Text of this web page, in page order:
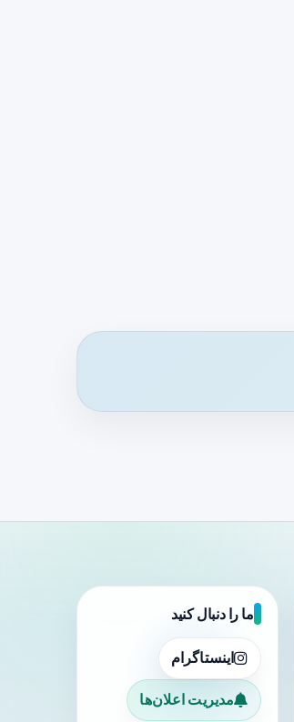
ما را دنبال کنید
اینستاگرام
مدیریت اعلان‌ها